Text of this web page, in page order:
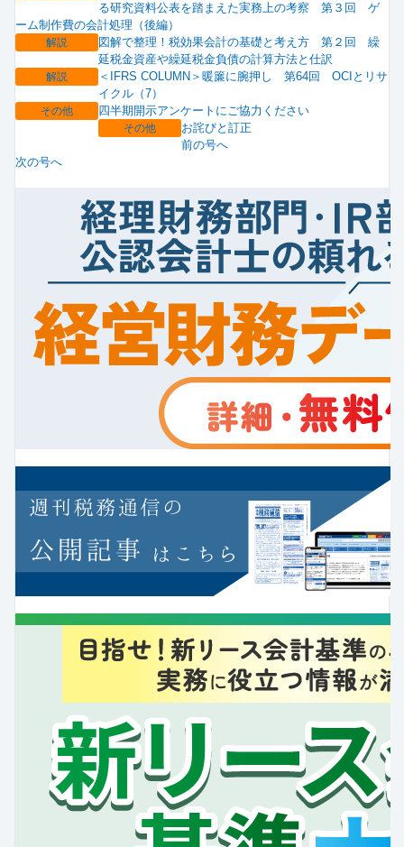
る研究資料公表を踏まえた実務上の考察 第３回 ゲ
ーム制作費の会計処理（後編）
解説
図解で整理！税効果会計の基礎と考え方 第２回 繰
延税金資産や繰延税金負債の計算方法と仕訳
解説
＜IFRS COLUMN＞暖簾に腕押し 第64回 OCIとリサ
イクル（7）
その他 四半期開示アンケートにご協力ください
その他
お詫びと訂正
前の号へ
次の号へ